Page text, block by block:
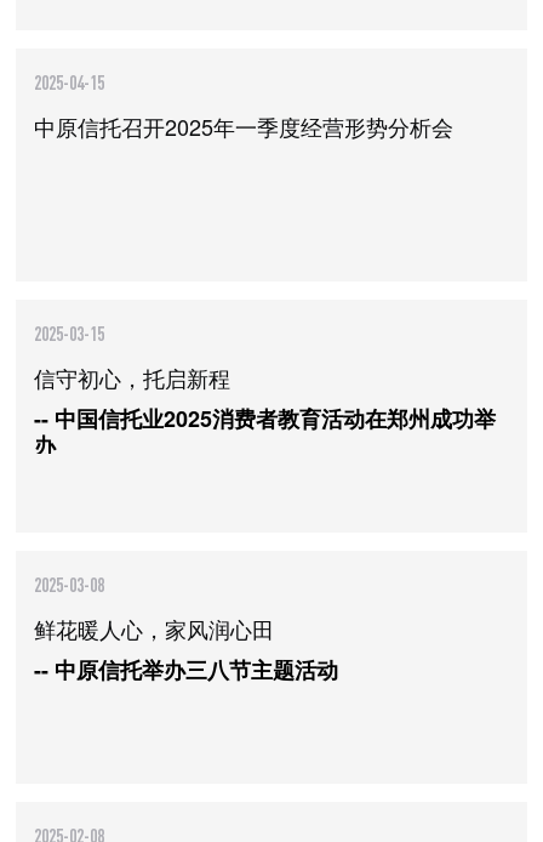
2025-04-15
中原信托召开2025年一季度经营形势分析会
2025-03-15
信守初心，托启新程
-- 中国信托业2025消费者教育活动在郑州成功举
办
2025-03-08
鲜花暖人心，家风润心田
-- 中原信托举办三八节主题活动
2025-02-08